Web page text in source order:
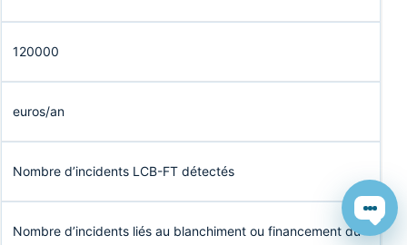
120000
euros/an
Nombre d’incidents LCB-FT détectés
Nombre d’incidents liés au blanchiment ou financement du
Chat